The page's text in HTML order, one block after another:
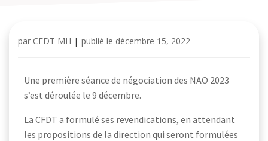
par CFDT MH | publié le décembre 15, 2022
Une première séance de négociation des NAO 2023
s’est déroulée le 9 décembre.
La CFDT a formulé ses revendications, en attendant
les propositions de la direction qui seront formulées